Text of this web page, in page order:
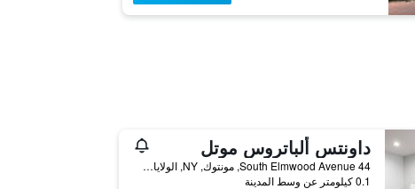
داونتس ألباتروس موتل
44 South Elmwood Avenue, مونتوك, NY, الولايات المتحدة الأميريكية
0.1 كيلومتر عن وسط المدينة